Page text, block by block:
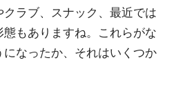
ラブ、スナック、最近では
もありますね。これらがな
なったか、それはいくつか